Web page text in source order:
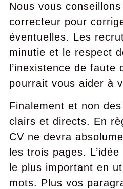
Nous vous
correcteur pour
éventuelles. Les
minutie et le respect
l’inexistence de faute
pourrait vous aider à
Finalement et non
clairs et directs. En
CV ne devra
les trois pages.
le plus important en
mots. Plus vos